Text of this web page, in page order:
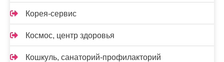
Корея-сервис
Космос, центр здоровья
Кошкуль, санаторий-профилакторий